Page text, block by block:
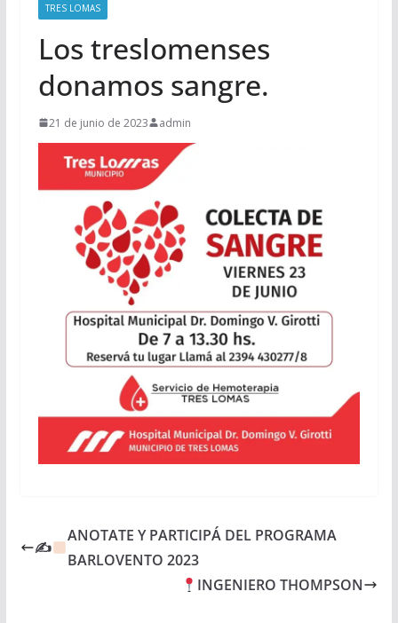
TRES LOMAS
Los treslomenses
donamos sangre.
21 de junio de 2023 admin
✍
ANOTATE Y PARTICIPÁ DEL PROGRAMA
BARLOVENTO 2023
INGENIERO THOMPSON